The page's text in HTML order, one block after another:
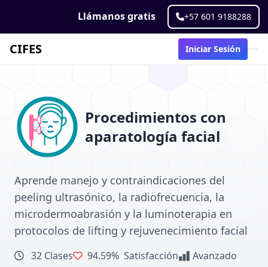
Llámanos gratis +57 601 9188288
CIFES Iniciar Sesión
Procedimientos con
aparatología facial
Aprende manejo y contraindicaciones del
peeling ultrasónico, la radiofrecuencia, la
microdermoabrasión y la luminoterapia en
protocolos de lifting y rejuvenecimiento facial
32 Clases 94.59% Satisfacción Avanzado